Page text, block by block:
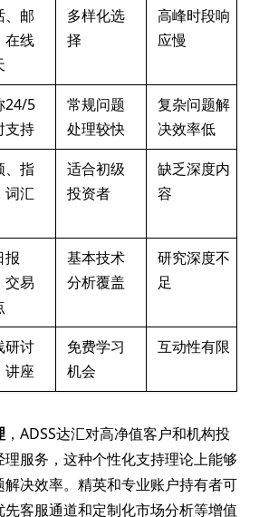
、邮
在线
多样化选
择
高峰时段响
应慢
24/5
支持
常规问题
处理较快
复杂问题解
决效率低
、指
词汇
适合初级
投资者
缺乏深度内
容
报
交易
基本技术
分析覆盖
研究深度不
足
研讨
讲座
免费学习
机会
互动性有限
，ADSS达汇对高净值客户和机构投
服务，这种个性化支持理论上能够
决效率。精英和专业账户持有者可
客服通道和定制化市场分析等增值